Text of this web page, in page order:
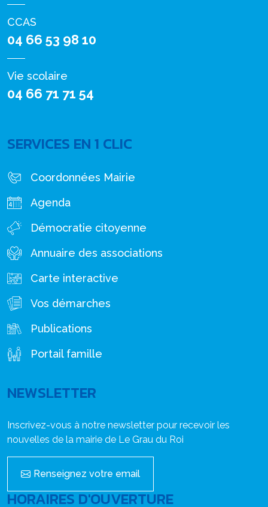
CCAS
04 66 53 98 10
Vie scolaire
04 66 71 71 54
SERVICES EN 1 CLIC
Coordonnées Mairie
Agenda
Démocratie citoyenne
Annuaire des associations
Carte interactive
Vos démarches
Publications
Portail famille
NEWSLETTER
Inscrivez-vous à notre newsletter pour recevoir les
nouvelles de la mairie de Le Grau du Roi
Renseignez votre email
HORAIRES D'OUVERTURE